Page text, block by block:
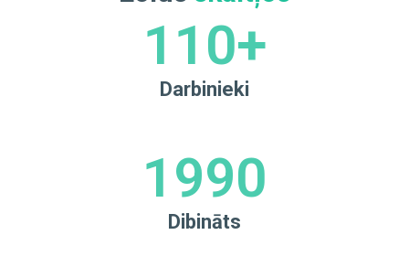
Darbinieki
110+
Dibināts
1990